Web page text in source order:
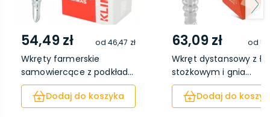
54,49 zł od 46,47 zł
Wkręty farmerskie
samowiercące z podkład...
Dodaj do koszyka
63,09 zł od
Wkręt dystansowy z
stożkowym i gnia...
Dodaj do